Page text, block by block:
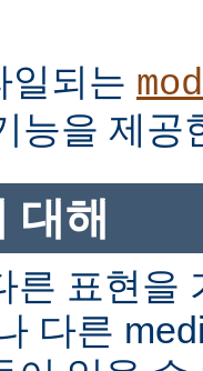
일되는
능을 제공
대해
른 표현을
다른